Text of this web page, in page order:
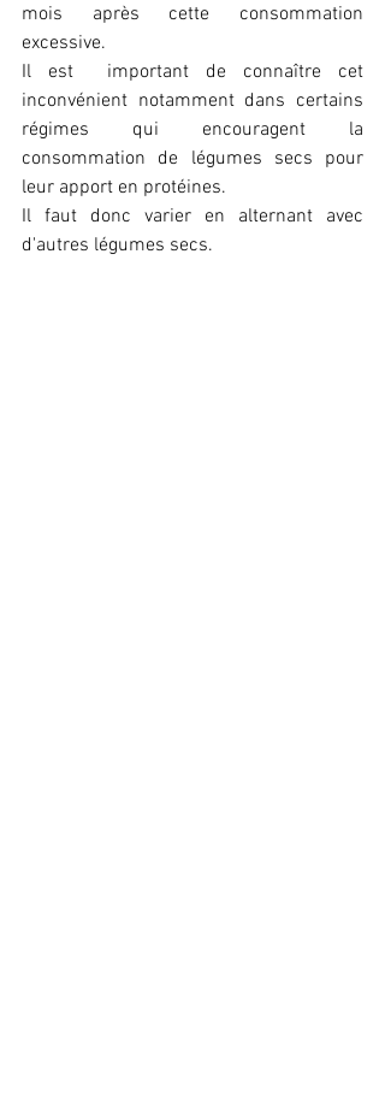
mois après cette consommation
excessive.
Il est  important de connaître cet
inconvénient notamment dans certains
régimes qui encouragent la
consommation de légumes secs pour
leur apport en protéines.
Il faut donc varier en alternant avec
d'autres légumes secs.